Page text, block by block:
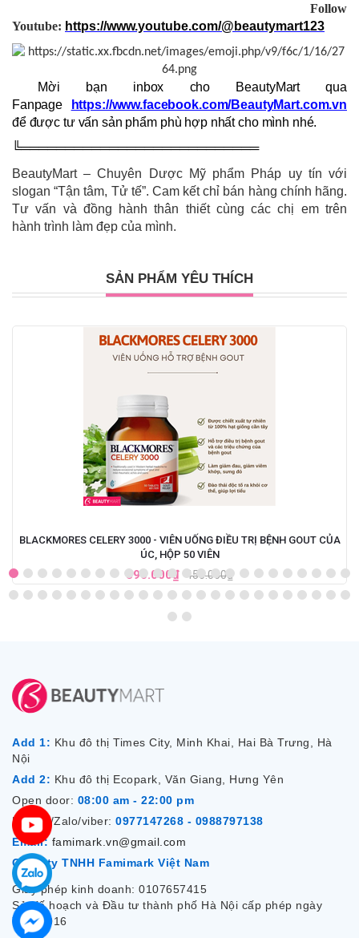
Follow
Youtube: https://www.youtube.com/@beautymart123
Mời bạn inbox cho BeautyMart qua
Fanpage
https://www.facebook.com/BeautyMart.com.vn
để được tư vấn sản phẩm phù hợp nhất cho mình nhé.
╚═══════════════════════════
BeautyMart – Chuyên Dược Mỹ phẩm Pháp uy tín với
slogan “Tận tâm, Tử tế”. Cam kết chỉ bán hàng chính hãng.
Tư vấn và đồng hành thân thiết cùng các chị em trên
hành trình làm đẹp của mình.
SẢN PHẨM YÊU THÍCH
BLACKMORES CELERY 3000 - VIÊN UỐNG ĐIỀU TRỊ BỆNH GOUT CỦA
ÚC, HỘP 50 VIÊN
390.000₫ 450.000₫
Add 1: Khu đô thị Times City, Minh Khai, Hai Bà Trưng, Hà
Nội
Add 2: Khu đô thị Ecopark, Văn Giang, Hưng Yên
Open door: 08:00 am - 22:00 pm
Hotline/Zalo/viber: 0977147268 - 0988797138
Email: famimark.vn@gmail.com
Công ty TNHH Famimark Việt Nam
Giấy phép kinh doanh: 0107657415
Sở Kế hoạch và Đầu tư thành phố Hà Nội cấp phép ngày
7/12/2016